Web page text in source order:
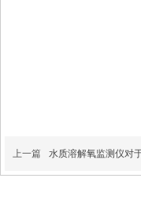
上一篇 水质溶解氧监测仪对